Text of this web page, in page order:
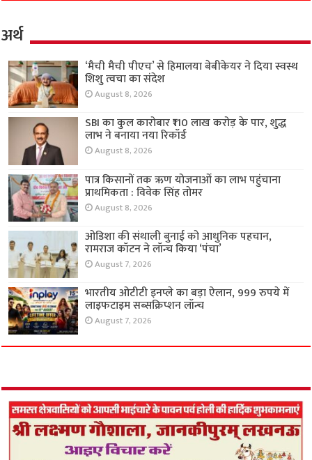
अर्थ
‘मैची मैची पीएच’ से हिमालया बेबीकेयर ने दिया स्वस्थ
शिशु त्वचा का संदेश
August 8, 2026
SBI का कुल कारोबार ₹110 लाख करोड़ के पार, शुद्ध
लाभ ने बनाया नया रिकॉर्ड
August 8, 2026
पात्र किसानों तक ऋण योजनाओं का लाभ पहुंचाना
प्राथमिकता : विवेक सिंह तोमर
August 8, 2026
ओडिशा की संथाली बुनाई को आधुनिक पहचान,
रामराज कॉटन ने लॉन्च किया ‘पंचा’
August 7, 2026
भारतीय ओटीटी इनप्ले का बड़ा ऐलान, 999 रुपये में
लाइफटाइम सब्सक्रिप्शन लॉन्च
August 7, 2026